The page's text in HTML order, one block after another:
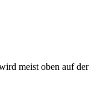
meist oben auf der